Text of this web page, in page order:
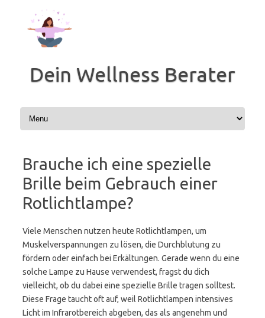
springen
Dein Wellness Berater
Brauche ich eine spezielle
Brille beim Gebrauch einer
Rotlichtlampe?
Viele Menschen nutzen heute Rotlichtlampen, um
Muskelverspannungen zu lösen, die Durchblutung zu
fördern oder einfach bei Erkältungen. Gerade wenn du eine
solche Lampe zu Hause verwendest, fragst du dich
vielleicht, ob du dabei eine spezielle Brille tragen solltest.
Diese Frage taucht oft auf, weil Rotlichtlampen intensives
Licht im Infrarotbereich abgeben, das als angenehm und